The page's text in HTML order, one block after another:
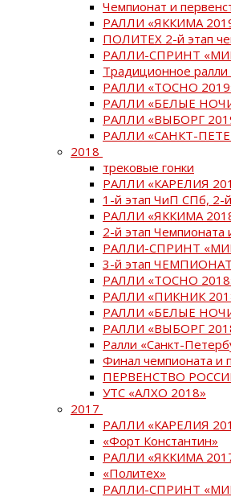
Чемпионат и
РАЛЛИ «ЯККИМА
ПОЛИТЕХ 2-й этап
РАЛЛИ-СПРИНТ
Традиционное ралли
РАЛЛИ «ТОСНО
РАЛЛИ «БЕЛЫЕ
РАЛЛИ «ВЫБОРГ
РАЛЛИ «САНКТ-
2018
трековые гонки
РАЛЛИ «КАРЕЛИЯ
1-й этап ЧиП СПб, 2-
РАЛЛИ «ЯККИМА
2-й этап Чемпионата
РАЛЛИ-СПРИНТ
3-й этап
РАЛЛИ «ТОСНО
РАЛЛИ «ПИКНИК
РАЛЛИ «БЕЛЫЕ
РАЛЛИ «ВЫБОРГ
Ралли «Санкт-
Финал чемпионата и
ПЕРВЕНСТВО
УТС «АЛХО 2018»
2017
РАЛЛИ «КАРЕЛИЯ
«Форт Константин»
РАЛЛИ «ЯККИМА
«Политех»
РАЛЛИ-СПРИНТ